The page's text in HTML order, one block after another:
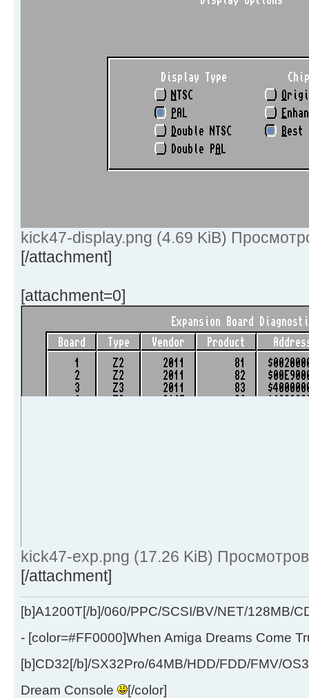
kick47-display.png (4.69 KiB)
[/attachment]
[attachment=0]
kick47-exp.png (17.26 KiB)
[/attachment]
[b]A1200T[/b]/060/PPC/SCSI/BV/NET/128MB/
- [color=#FF0000]When Amiga Dreams Come
[b]CD32[/b]/SX32Pro/64MB/HDD/FDD/FMV/
Dream Console
[/color]